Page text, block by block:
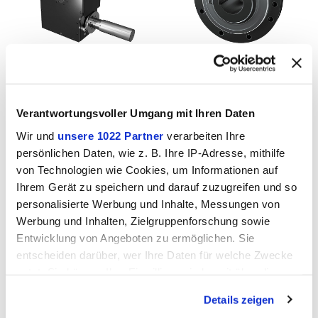
Verantwortungsvoller Umgang mit Ihren Daten
Wir und unsere 1022 Partner verarbeiten Ihre
persönlichen Daten, wie z. B. Ihre IP-Adresse, mithilfe
von Technologien wie Cookies, um Informationen auf
Ihrem Gerät zu speichern und darauf zuzugreifen und so
personalisierte Werbung und Inhalte, Messungen von
Werbung und Inhalten, Zielgruppenforschung sowie
Entwicklung von Angeboten zu ermöglichen. Sie
entscheiden darüber, wer Ihre Daten für welche Zwecke
Trigger Symbol ändern oder widerrufen
Details zeigen
SCS Sicherheitskupplung Rephaseneinheit
CFE Electronic Phase Cam CLT System mit freien Paletten